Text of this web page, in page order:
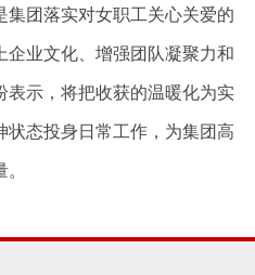
团落实对女职工关心关爱的
业文化、增强团队凝聚力和
表示，将把收获的温暖化为实
态投身日常工作，为集团高